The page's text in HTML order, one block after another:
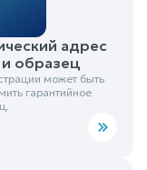
адрес
образец
может быть
гарантийное